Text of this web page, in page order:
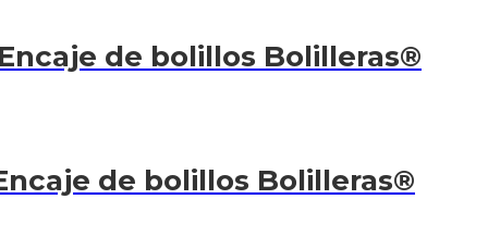
de bolillos Bolilleras®
de bolillos Bolilleras®